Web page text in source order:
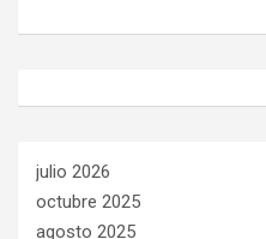
julio 2026
octubre 2025
agosto 2025